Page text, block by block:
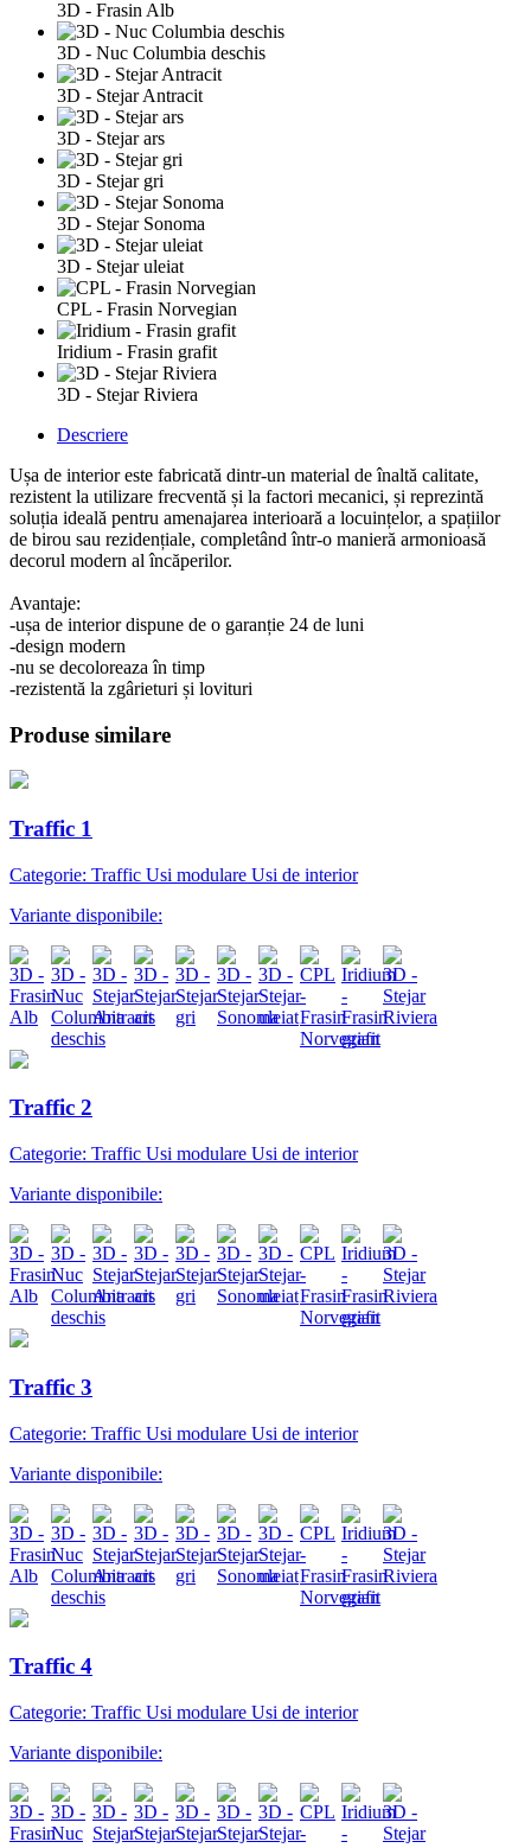
3D - Frasin Alb
3D - Nuc Columbia deschis
3D - Stejar Antracit
3D - Stejar ars
3D - Stejar gri
3D - Stejar Sonoma
3D - Stejar uleiat
CPL - Frasin Norvegian
Iridium - Frasin grafit
3D - Stejar Riviera
Descriere
Ușa de interior este fabricată dintr-un material de înaltă calitate,
rezistent la utilizare frecventă și la factori mecanici, și reprezintă
soluția ideală pentru amenajarea interioară a locuințelor, a spațiilor
de birou sau rezidențiale, completând într-o manieră armonioasă
decorul modern al încăperilor.
Avantaje:
-ușa de interior dispune de o garanție 24 de luni
-design modern
-nu se decoloreaza în timp
-rezistentă la zgârieturi și lovituri
Produse similare
Traffic 1
Categorie: Traffic Usi modulare Usi de interior
Variante disponibile:
Traffic 2
Categorie: Traffic Usi modulare Usi de interior
Variante disponibile:
Traffic 3
Categorie: Traffic Usi modulare Usi de interior
Variante disponibile:
Traffic 4
Categorie: Traffic Usi modulare Usi de interior
Variante disponibile: